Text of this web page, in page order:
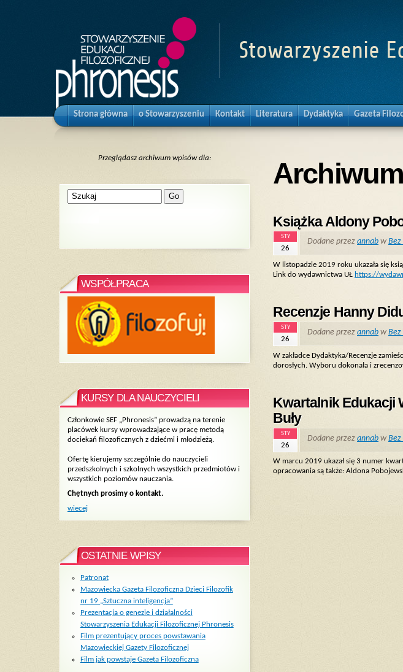
Stowarzyszenie
Strona główna o Stowarzyszeniu Kontakt Literatura Dydaktyka Gazeta
Książka Aldony
STY
26
Dodane przez annab w
W listopadzie 2019 roku ukazała się
Link do wydawnictwa UŁ https://
Recenzje Hanny
STY
26
Dodane przez annab w
W zakładce Dydaktyka/Recenzje
dorosłych. Wyboru dokonała i
Kwartalnik Edukacji
Buły
STY
26
Dodane przez annab w
W marcu 2019 ukazał się 3 numer
opracowania są także: Aldona
Przeglądasz archiwum wpisów dla:
WSPÓŁPRACA
KURSY DLA NAUCZYCIELI
Członkowie SEF „Phronesis” prowadzą na terenie
placówek kursy wprowadzające w pracę metodą
dociekań filozoficznych z dziećmi i młodzieżą.
Ofertę kierujemy szczególnie do nauczycieli
przedszkolnych i szkolnych wszystkich przedmiotów i
wszystkich poziomów nauczania.
Chętnych prosimy o kontakt.
wiecej
OSTATNIE WPISY
Patronat
Mazowiecka Gazeta Filozoficzna Dzieci Filozofik
nr 19 „Sztuczna inteligencja”
Prezentacja o genezie i działalności
Stowarzyszenia Edukacji Filozoficznej Phronesis
Film prezentujący proces powstawania
Mazowieckiej Gazety Filozoficznej
Film jak powstaje Gazeta Filozoficzna